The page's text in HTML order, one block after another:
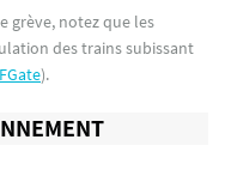
grève, notez que les
des trains subissant
).